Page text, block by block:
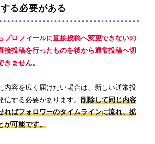
る必要がある
プロフィールに直接投稿へ変更できないの
接投稿を行ったものを後から通常投稿へ切
きません。
内容を広く届けたい場合は、新しい通常投
信する必要があります。 削除して同じ内容
ればフォロワーのタイムラインに流れ、拡
が可能です。